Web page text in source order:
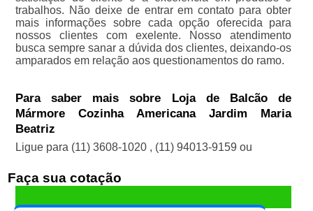
trabalhos. Não deixe de entrar em contato para obter
mais informações sobre cada opção oferecida para
nossos clientes com exelente. Nosso atendimento
busca sempre sanar a dúvida dos clientes, deixando-os
amparados em relação aos questionamentos do ramo.
Para saber mais sobre Loja de Balcão de
Mármore Cozinha Americana Jardim Maria
Beatriz
Ligue para (11) 3608-1020 , (11) 94013-9159 ou
Faça sua cotação